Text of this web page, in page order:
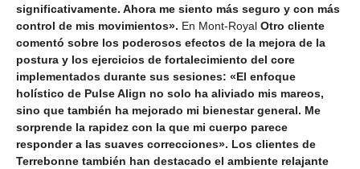
significativamente. Ahora me siento más seguro y con más
control de mis movimientos». En Mont-Royal Otro cliente
comentó sobre los poderosos efectos de la mejora de la
postura y los ejercicios de fortalecimiento del core
implementados durante sus sesiones: «El enfoque
holístico de Pulse Align no solo ha aliviado mis mareos,
sino que también ha mejorado mi bienestar general. Me
sorprende la rapidez con la que mi cuerpo parece
responder a las suaves correcciones». Los clientes de
Terrebonne también han destacado el ambiente relajante